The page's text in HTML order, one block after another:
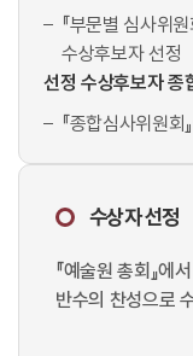
『부문별 심사위
수상후보자 선정
선정 수상후보자 종
『종합심사위원
수상자 선정
『예술원 총회』
반수의 찬성으로